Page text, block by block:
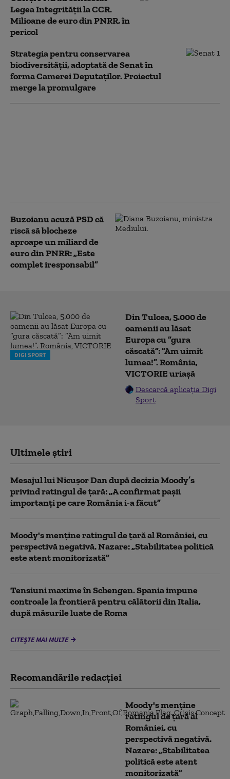
Legea Integrității la CCR.
Milioane de euro din PNRR, în
pericol
Strategia pentru conservarea
biodiversității, adoptată de Senat în
forma Camerei Deputaților. Proiectul
merge la promulgare
Buzoianu acuză PSD că
riscă să blocheze
aproape un miliard de
euro din PNRR: „Este
complet iresponsabil”
DIGI SPORT
Din Tulcea, 5.000 de
oamenii au lăsat
Europa cu ”gura
căscată”: ”Am uimit
lumea!”. România,
VICTORIE uriașă
Descarcă aplicația Digi
Sport
Ultimele știri
Mesajul lui Nicușor Dan după decizia Moody’s
privind ratingul de țară: „A confirmat pașii
importanți pe care România i-a făcut”
Moody's menține ratingul de țară al României, cu
perspectivă negativă. Nazare: „Stabilitatea politică
este atent monitorizată”
Tensiuni maxime în Schengen. Spania impune
controale la frontieră pentru călătorii din Italia,
după măsurile luate de Roma
CITEȘTE MAI MULTE
Recomandările redacţiei
Moody's menține
ratingul de țară al
României, cu
perspectivă negativă.
Nazare: „Stabilitatea
politică este atent
monitorizată”